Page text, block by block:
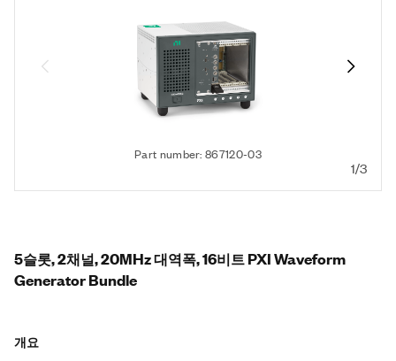
Part number: 867120-03
1/3
5슬롯, 2채널, 20MHz 대역폭, 16비트 PXI Waveform
Generator Bundle
개요